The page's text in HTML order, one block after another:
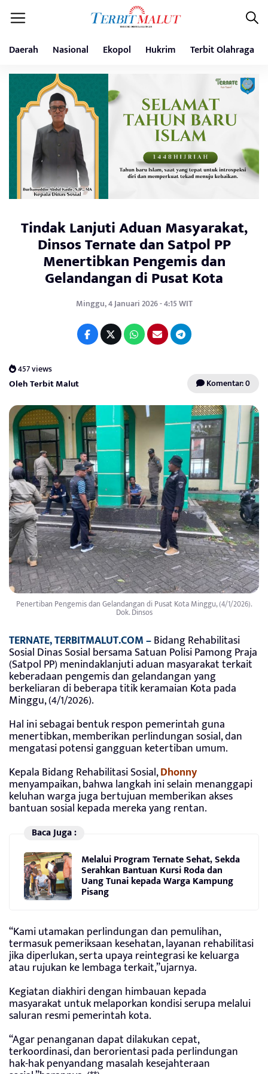
Daerah Nasional Ekopol Hukrim Terbit Olahraga
Tindak Lanjuti Aduan Masyarakat,
Dinsos Ternate dan Satpol PP
Menertibkan Pengemis dan
Gelandangan di Pusat Kota
Minggu, 4 Januari 2026 - 4:15 WIT
457 views
Oleh Terbit Malut Komentar: 0
Penertiban Pengemis dan Gelandangan di Pusat Kota Minggu, (4/1/2026).
Dok. Dinsos
TERNATE, TERBITMALUT.COM –Bidang Rehabilitasi
Sosial Dinas Sosial bersama Satuan Polisi Pamong Praja
(Satpol PP) menindaklanjuti aduan masyarakat terkait
keberadaan pengemis dan gelandangan yang
berkeliaran di beberapa titik keramaian Kota pada
Minggu, (4/1/2026).
Hal ini sebagai bentuk respon pemerintah guna
menertibkan, memberikan perlindungan sosial, dan
mengatasi potensi gangguan ketertiban umum.
Kepala Bidang Rehabilitasi Sosial,Dhonny
menyampaikan, bahwa langkah ini selain menanggapi
keluhan warga juga bertujuan memberikan akses
bantuan sosial kepada mereka yang rentan.
Baca Juga :
Melalui Program Ternate Sehat, Sekda
Serahkan Bantuan Kursi Roda dan
Uang Tunai kepada Warga Kampung
Pisang
“Kami utamakan perlindungan dan pemulihan,
termasuk pemeriksaan kesehatan, layanan rehabilitasi
jika diperlukan, serta upaya reintegrasi ke keluarga
atau rujukan ke lembaga terkait,”ujarnya.
Kegiatan diakhiri dengan himbauan kepada
masyarakat untuk melaporkan kondisi serupa melalui
saluran resmi pemerintah kota.
“Agar penanganan dapat dilakukan cepat,
terkoordinasi, dan berorientasi pada perlindungan
hak-hak penyandang masalah kesejahteraan